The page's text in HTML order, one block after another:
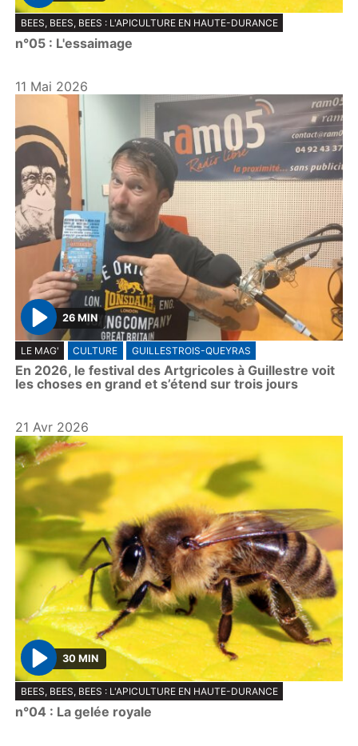
P
l
a
BEES, BEES, BEES : L'APICULTURE EN HAUTE-DURANCE
n°05 : L'essaimage
11 Mai 2026
P
l
a
y
26 MIN
LE MAG' CULTURE GUILLESTROIS-QUEYRAS
En 2026, le festival des Artgricoles à Guillestre voit
les choses en grand et s’étend sur trois jours
21 Avr 2026
P
l
a
30 MIN
BEES, BEES, BEES : L'APICULTURE EN HAUTE-DURANCE
n°04 : La gelée royale